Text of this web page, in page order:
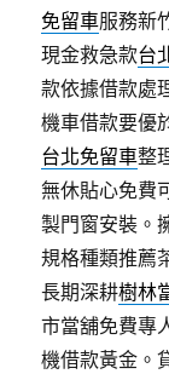
免留車服務新
現金救急款台
款依據借款處
機車借款要優
台北免留車整
無休貼心免費
製門窗安裝。
規格種類推薦
長期深耕樹林
市當舖免費專
機借款黃金。